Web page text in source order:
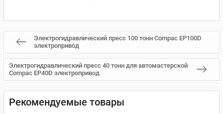
Электрогидравлический пресс 100 тонн Compac EP100D
электропривод
Электрогидравлический пресс 40 тонн для автомастерской
Compac EP40D электропривод
Рекомендуемые товары